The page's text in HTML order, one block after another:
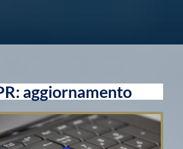
aggiornamento